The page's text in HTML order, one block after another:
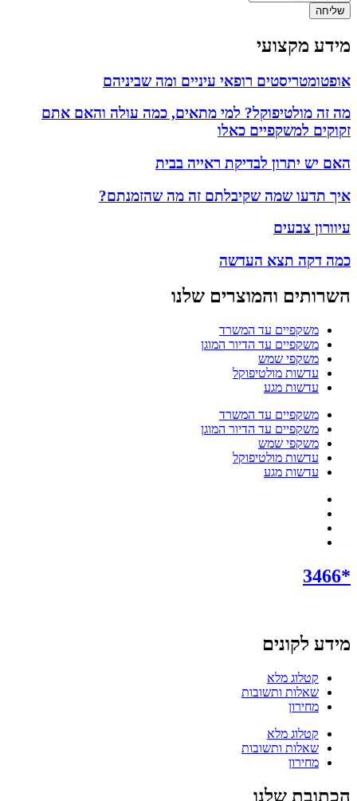
שליחה
מידע מקצועי
אופטומטריסטים רופאי עיניים ומה שביניהם
מה זה מולטיפוקל? למי מתאים, כמה עולה והאם אתם
זקוקים למשקפיים כאלו
האם יש יתרון לבדיקת ראייה בבית
איך תדעו שמה שקיבלתם זה מה שהזמנתם?
עיוורון צבעים
כמה דקה תצא העדשה
השרותים והמוצרים שלנו
משקפיים עד המשרד
משקפיים עד הדיור המוגן
משקפי שמש
עדשות מולטיפוקל
עדשות מגע
משקפיים עד המשרד
משקפיים עד הדיור המוגן
משקפי שמש
עדשות מולטיפוקל
עדשות מגע
*3466
מידע לקונים
קטלוג מלא
שאלות ותשובות
מחירון
קטלוג מלא
שאלות ותשובות
מחירון
הכתובת שלנו